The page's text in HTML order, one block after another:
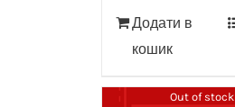
Додати в
кошик
Out of stock